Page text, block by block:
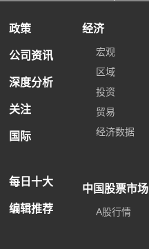
政策
公司资讯
深度分析
关注
国际
每日十大
编辑推荐
经济
宏观
区域
投资
贸易
经济数据
中国股票市场
A股行情